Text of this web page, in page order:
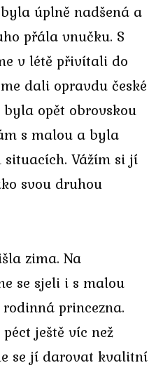
úplně nadšená a
přála vnučku. S
v létě přivítali do
dali opravdu české
opět obrovskou
s malou a byla
situacích. Vážím si jí
svou druhou
zima. Na
se sjeli i s malou
princezna.
ještě víc než
se jí darovat kvalitní